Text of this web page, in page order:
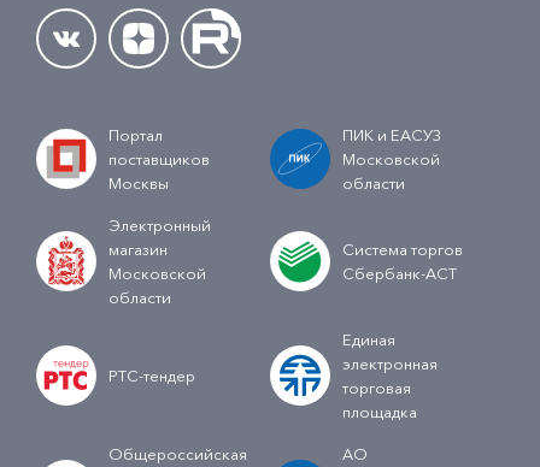
Портал
поставщиков
Москвы
ПИК и ЕАСУЗ
Московской
области
Электронный
магазин
Московской
области
Система торгов
Сбербанк-АСТ
РТС-тендер
Единая
электронная
торговая
площадка
Общероссийская АО